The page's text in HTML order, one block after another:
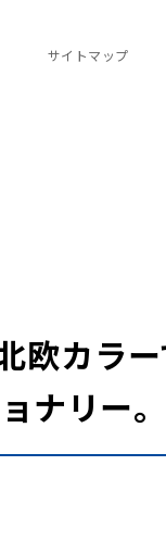
サイトマップ
欧カラ
ナリー。